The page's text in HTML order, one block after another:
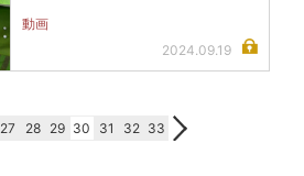
動画
2024.09.19
27 28 29 30 31 32 33